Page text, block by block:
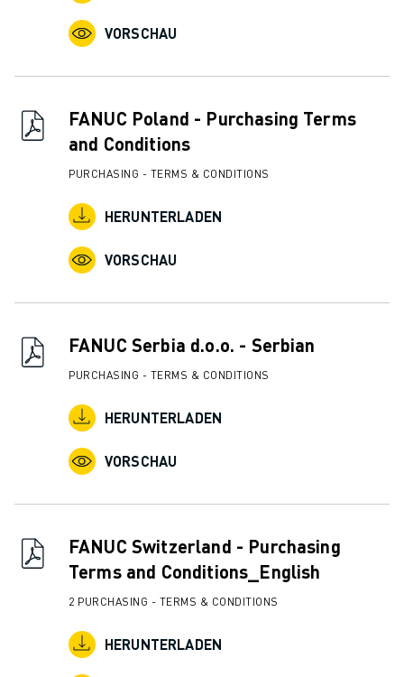
VORSCHAU
FANUC Poland - Purchasing Terms
and Conditions
PURCHASING - TERMS & CONDITIONS
HERUNTERLADEN
VORSCHAU
FANUC Serbia d.o.o. - Serbian
PURCHASING - TERMS & CONDITIONS
HERUNTERLADEN
VORSCHAU
FANUC Switzerland - Purchasing
Terms and Conditions_English
2 PURCHASING - TERMS & CONDITIONS
HERUNTERLADEN